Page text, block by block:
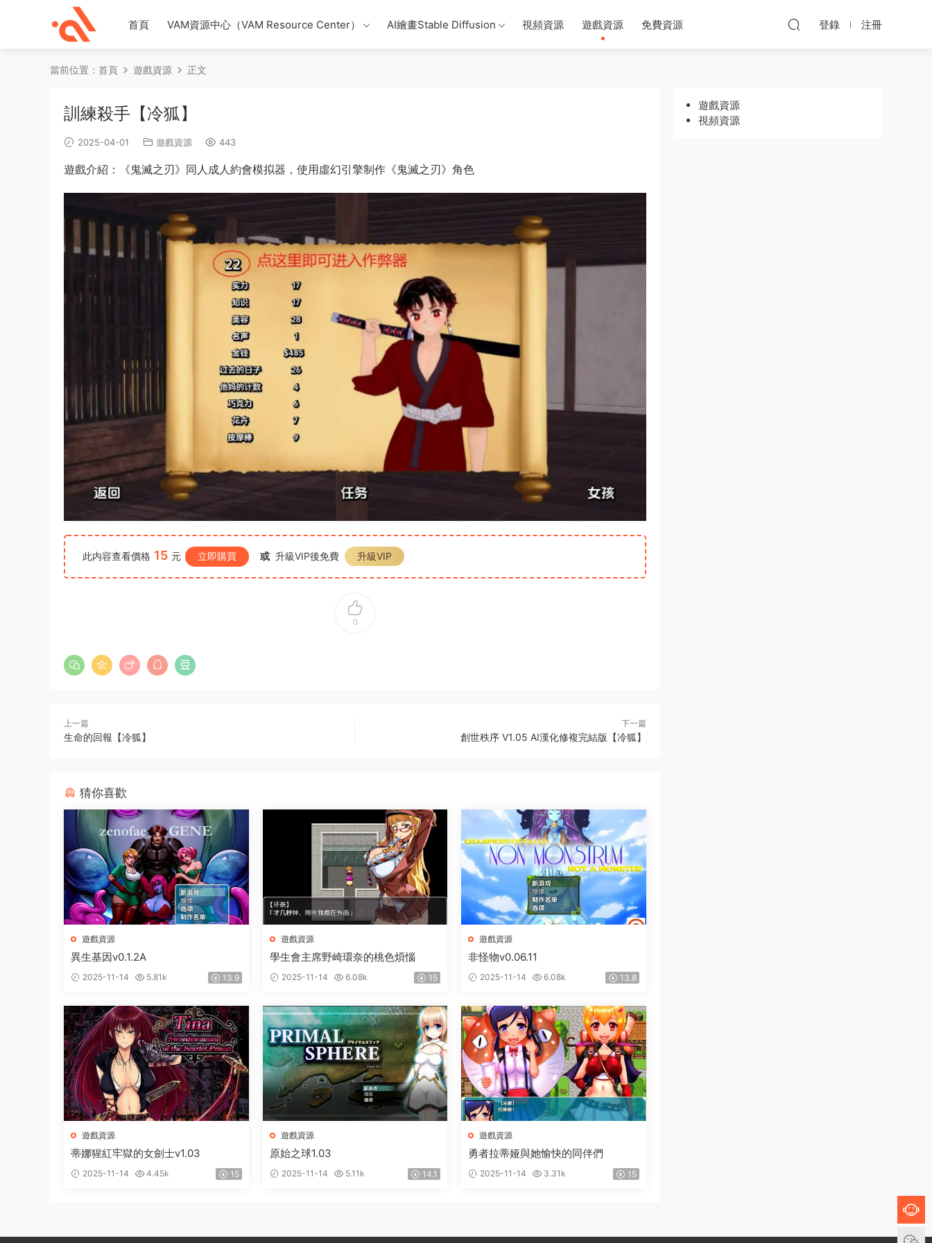
首頁 VAM資源中心（VAM Resource Center） AI繪畫Stable Diffusion 視頻資源 遊戲資源 免費資源 登錄 注冊
當前位置： 首頁 遊戲資源 正文
訓練殺手【冷狐】
2025-04-01 遊戲資源 443
遊戲介紹：《鬼滅之刃》同人成人約會模拟器，使用虛幻引擎制作《鬼滅之刃》角色
此内容查看價格 15 元 立即購買 或 升級VIP後免費 升級VIP
0
上一篇
生命的回報【冷狐】
下一篇
創世秩序 V1.05 AI漢化修複完結版【冷狐】
猜你喜歡
遊戲資源
異生基因v0.1.2A
2025-11-14 5.81k 13.9
遊戲資源
學生會主席野崎環奈的桃色煩惱
2025-11-14 6.08k 15
遊戲資源
非怪物v0.06.11
2025-11-14 6.08k 13.8
遊戲資源
蒂娜猩紅牢獄的女劍士v1.03
2025-11-14 4.45k 15
遊戲資源
原始之球1.03
2025-11-14 5.11k 14.1
遊戲資源
勇者拉蒂娅與她愉快的同伴們
2025-11-14 3.31k 15
遊戲資源
視頻資源